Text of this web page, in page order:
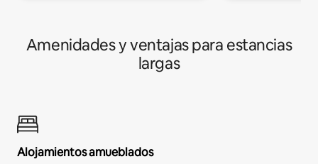
Amenidades y ventajas para estancias
largas
Alojamientos amueblados